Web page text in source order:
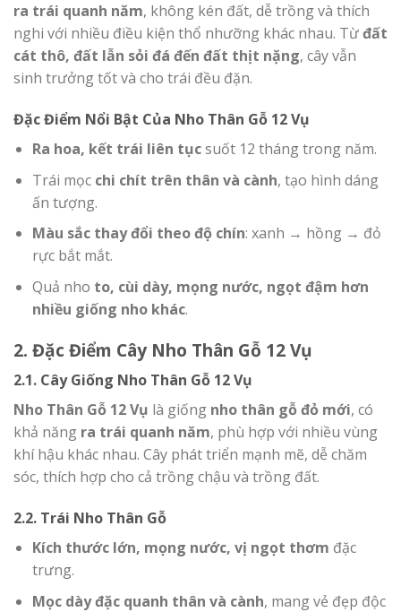
ra trái quanh năm, không kén đất, dễ trồng và thích
nghi với nhiều điều kiện thổ nhưỡng khác nhau. Từđất
cát thô, đất lẫn sỏi đá đến đất thịt nặng, cây vẫn
sinh trưởng tốt và cho trái đều đặn.
Đặc Điểm Nổi Bật Của Nho Thân Gỗ 12 Vụ
Ra hoa, kết trái liên tụcsuốt 12 tháng trong năm.
Trái mọc chi chít trên thân và cành, tạo hình dáng
ấn tượng.
Màu sắc thay đổi theo độ chín: xanh → hồng → đỏ
rực bắt mắt.
Quả nho to, cùi dày, mọng nước, ngọt đậm hơn
nhiều giống nho khác.
2. Đặc Điểm Cây Nho Thân Gỗ 12 Vụ
2.1. Cây Giống Nho Thân Gỗ 12 Vụ
Nho Thân Gỗ 12 Vụ là giống nho thân gỗ đỏ mới, có
khả năng ra trái quanh năm, phù hợp với nhiều vùng
khí hậu khác nhau. Cây phát triển mạnh mẽ, dễ chăm
sóc, thích hợp cho cả trồng chậu và trồng đất.
2.2. Trái Nho Thân Gỗ
Kích thước lớn, mọng nước, vị ngọt thơm đặc
trưng.
Mọc dày đặc quanh thân và cành, mang vẻ đẹp độc